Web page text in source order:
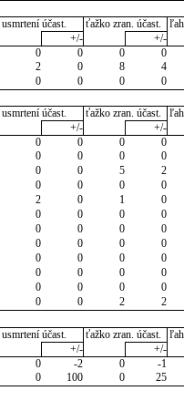
usmrtení účast. ťažko zran. účast.
+/- +/-
0 0 0 0
2 0 8 4
0 0 0 0
usmrtení účast. ťažko zran. účast.
+/- +/-
0 0 0 0
0 0 0 0
0 0 5 2
0 0 0 0
2 0 1 0
0 0 0 0
0 0 0 0
0 0 0 0
0 0 0 0
0 0 0 0
0 0 0 0
0 0 2 2
usmrtení účast. ťažko zran. účast.
+/- +/-
0 -2 0 -1
0 100 0 25